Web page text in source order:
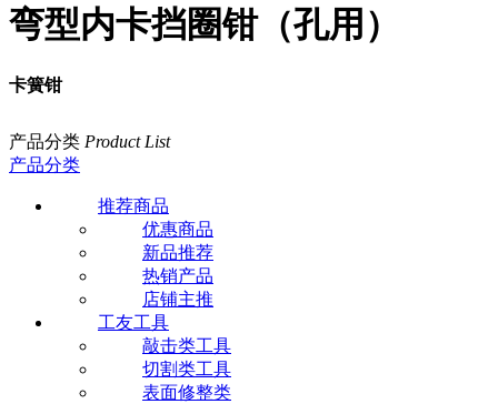
弯型内卡挡圈钳（孔用）
卡簧钳
产品分类 Product List
产品分类
推荐商品
优惠商品
新品推荐
热销产品
店铺主推
工友工具
敲击类工具
切割类工具
表面修整类